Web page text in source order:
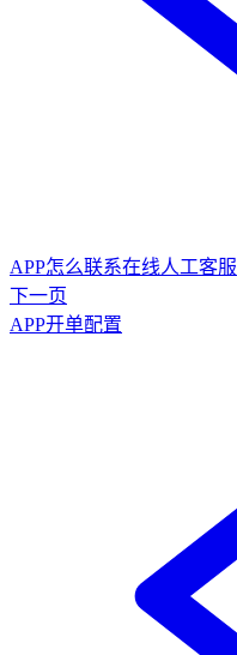
APP怎么联系在线人工客服
下一页
APP开单配置